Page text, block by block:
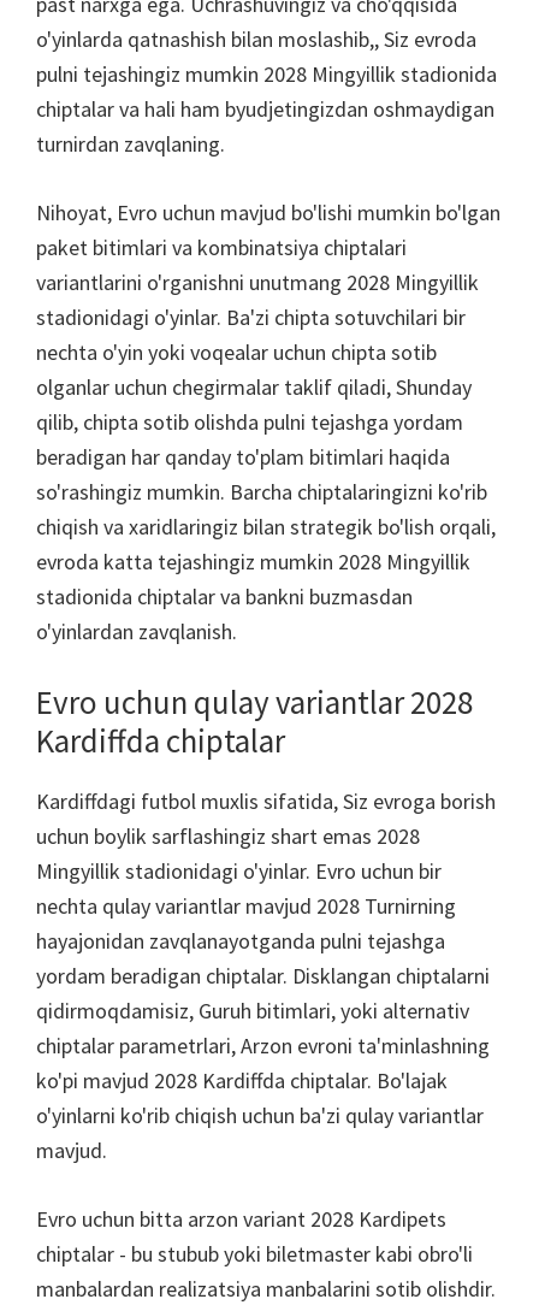
o'yinlarda qatnashish bilan moslashib,, Siz evroda
pulni tejashingiz mumkin 2028 Mingyillik stadionida
chiptalar va hali ham byudjetingizdan oshmaydigan
turnirdan zavqlaning.
Nihoyat, Evro uchun mavjud bo'lishi mumkin bo'lgan
paket bitimlari va kombinatsiya chiptalari
variantlarini o'rganishni unutmang 2028 Mingyillik
stadionidagi o'yinlar. Ba'zi chipta sotuvchilari bir
nechta o'yin yoki voqealar uchun chipta sotib
olganlar uchun chegirmalar taklif qiladi, Shunday
qilib, chipta sotib olishda pulni tejashga yordam
beradigan har qanday to'plam bitimlari haqida
so'rashingiz mumkin. Barcha chiptalaringizni ko'rib
chiqish va xaridlaringiz bilan strategik bo'lish orqali,
evroda katta tejashingiz mumkin 2028 Mingyillik
stadionida chiptalar va bankni buzmasdan
o'yinlardan zavqlanish.
Evro uchun qulay variantlar 2028
Kardiffda chiptalar
Kardiffdagi futbol muxlis sifatida, Siz evroga borish
uchun boylik sarflashingiz shart emas 2028
Mingyillik stadionidagi o'yinlar. Evro uchun bir
nechta qulay variantlar mavjud 2028 Turnirning
hayajonidan zavqlanayotganda pulni tejashga
yordam beradigan chiptalar. Disklangan chiptalarni
qidirmoqdamisiz, Guruh bitimlari, yoki alternativ
chiptalar parametrlari, Arzon evroni ta'minlashning
ko'pi mavjud 2028 Kardiffda chiptalar. Bo'lajak
o'yinlarni ko'rib chiqish uchun ba'zi qulay variantlar
mavjud.
Evro uchun bitta arzon variant 2028 Kardipets
chiptalar - bu stubub yoki biletmaster kabi obro'li
manbalardan realizatsiya manbalarini sotib olishdir.